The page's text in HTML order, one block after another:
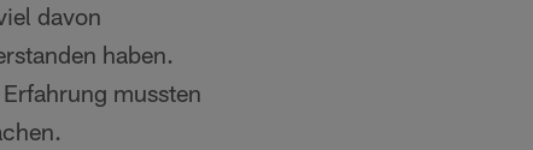
davon
haben.
mussten